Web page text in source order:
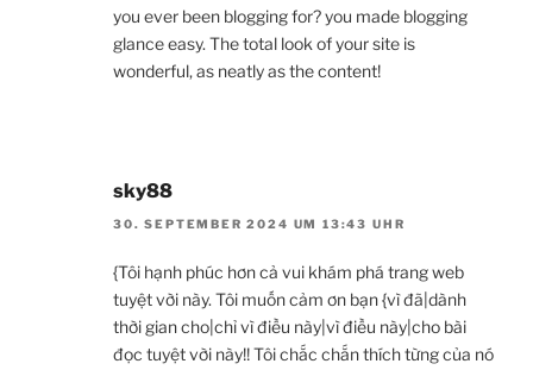
you ever been blogging for? you made blogging
glance easy. The total look of your site is
wonderful, as neatly as the content!
sky88
30. SEPTEMBER 2024 UM 13:43 UHR
{Tôi hạnh phúc hơn cả vui khám phá trang web
tuyệt vời này. Tôi muốn cảm ơn bạn {vì đã|dành
thời gian cho|chỉ vì điều này|vì điều này|cho bài
đọc tuyệt vời này!! Tôi chắc chắn thích từng của nó